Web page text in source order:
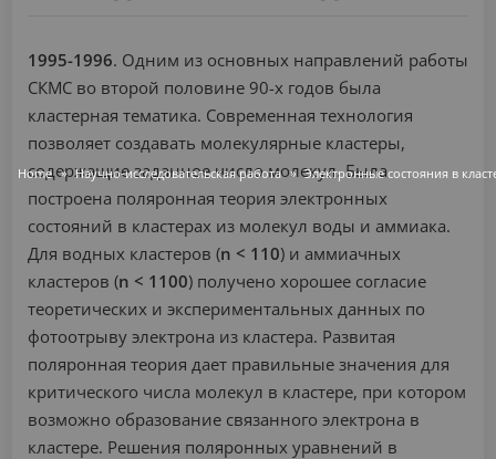
Home Научно-исследовательская работа Электронные состояния в
1995-1996. Одним из основных направлений работы
СКМС во второй половине 90-х годов была
кластерная тематика. Современная технология
позволяет создавать молекулярные кластеры,
содержащие заданное число молекул. Была
построена поляронная теория электронных
состояний в кластерах из молекул воды и аммиака.
Для водных кластеров (n < 110) и аммиачных
кластеров (n < 1100) получено хорошее согласие
теоретических и экспериментальных данных по
фотоотрыву электрона из кластера. Развитая
поляронная теория дает правильные значения для
критического числа молекул в кластере, при котором
возможно образование связанного электрона в
кластере. Решения поляронных уравнений в